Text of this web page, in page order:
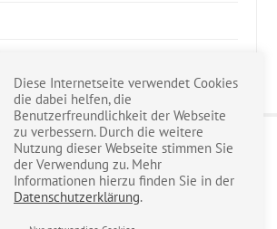
Über mich Consulting & Solutions
Produkte
Kontakt Newsletter AGB
Datenschutzerklärung
© 2026 >>der RECHNER
Diese Internetseite verwendet Cookies
die dabei helfen, die
Benutzerfreundlichkeit der Webseite
zu verbessern. Durch die weitere
Nutzung dieser Webseite stimmen Sie
der Verwendung zu. Mehr
Informationen hierzu finden Sie in der
Datenschutzerklärung.